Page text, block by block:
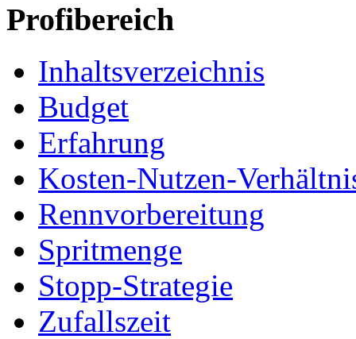
Profibereich
Inhaltsverzeichnis
Budget
Erfahrung
Kosten-Nutzen-
Rennvorbereitung
Spritmenge
Stopp-Strategie
Zufallszeit